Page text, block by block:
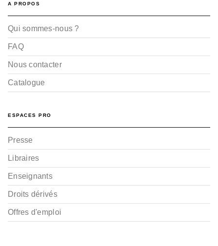
A PROPOS
Qui sommes-nous ?
FAQ
Nous contacter
Catalogue
ESPACES PRO
Presse
Libraires
Enseignants
Droits dérivés
Offres d'emploi